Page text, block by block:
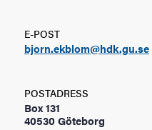
E-POST
bjorn.ekblom@hdk.gu.se
POSTADRESS
Box 131
40530 Göteborg